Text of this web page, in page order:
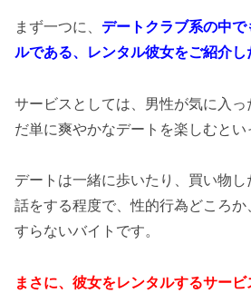
まず一つに、 デートクラブ系の中
ルである、レンタル彼女をご紹介し
サービスとしては、男性が気に入
だ単に爽やかなデートを楽しむとい
デートは一緒に歩いたり、買い物
話をする程度で、性的行為どころ
すらないバイトです。
まさに、彼女をレンタルするサービ